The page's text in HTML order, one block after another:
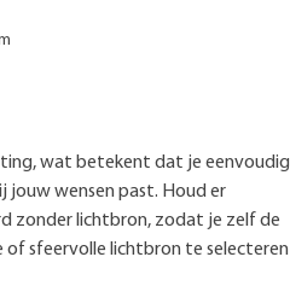
wat betekent dat je eenvoudig
jouw wensen past. Houd er
zonder lichtbron, zodat je zelf de
sfeervolle lichtbron te selecteren